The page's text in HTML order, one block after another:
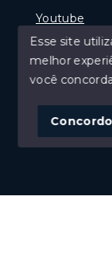
Youtube
© Copyright
SITE PARA IMOBILIARIA
Esse site
melhor
você